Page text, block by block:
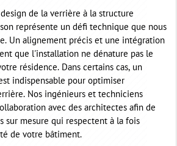
de la verrière à la structure
représente un défi technique que nous
Un alignement précis et une intégration
que l'installation ne dénature pas le
résidence. Dans certains cas, un
indispensable pour optimiser
Nos ingénieurs et techniciens
avec des architectes afin de
sur mesure qui respectent à la fois
de votre bâtiment.